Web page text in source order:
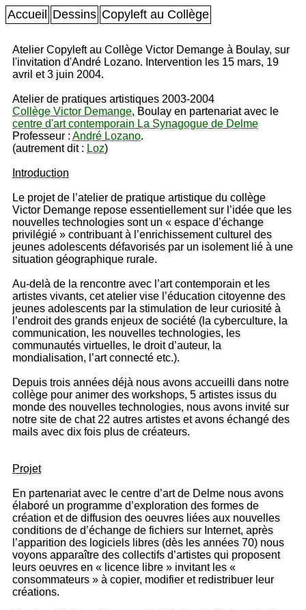
Accueil Dessins Copyleft au Collège
Atelier Copyleft au Collège Victor Demange à Boulay, sur
l'invitation d'André Lozano. Intervention les 15 mars, 19
avril et 3 juin 2004.
Atelier de pratiques artistiques 2003-2004
Collège Victor Demange, Boulay en partenariat avec le
centre d'art contemporain La Synagogue de Delme
Professeur : André Lozano.
(autrement dit : Loz)
Introduction
Le projet de l’atelier de pratique artistique du collège
Victor Demange repose essentiellement sur l’idée que les
nouvelles technologies sont un « espace d’échange
privilégié » contribuant à l’enrichissement culturel des
jeunes adolescents défavorisés par un isolement lié à une
situation géographique rurale.
Au-delà de la rencontre avec l’art contemporain et les
artistes vivants, cet atelier vise l’éducation citoyenne des
jeunes adolescents par la stimulation de leur curiosité à
l’endroit des grands enjeux de société (la cyberculture, la
communication, les nouvelles technologies, les
communautés virtuelles, le droit d’auteur, la
mondialisation, l’art connecté etc.).
Depuis trois années déjà nous avons accueilli dans notre
collège pour animer des workshops, 5 artistes issus du
monde des nouvelles technologies, nous avons invité sur
notre site de chat 22 autres artistes et avons échangé des
mails avec dix fois plus de créateurs.
Projet
En partenariat avec le centre d’art de Delme nous avons
élaboré un programme d’exploration des formes de
création et de diffusion des oeuvres liées aux nouvelles
conditions de d’échange de fichiers sur Internet, après
l’apparition des logiciels libres (dès les années 70) nous
voyons apparaître des collectifs d’artistes qui proposent
leurs oeuvres en « licence libre » invitant les «
consommateurs » à copier, modifier et redistribuer leur
créations.